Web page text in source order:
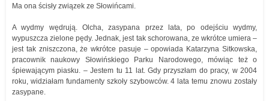
Ma ona ścisły związek ze Słowińcami.
A wydmy wędrują. Olcha, zasypana przez lata, po odejściu wydmy,
wypuszcza zielone pędy. Jednak, jest tak schorowana, ze wkrótce umiera –
jest tak zniszczona, że wkrótce pasuje – opowiada Katarzyna Sitkowska,
pracownik naukowy Słowińskiego Parku Narodowego, mówiąc też o
śpiewającym piasku. – Jestem tu 11 lat. Gdy przyszłam do pracy, w 2004
roku, widziałam fundamenty szkoły szybowców. 4 lata temu znowu zostały
zasypane.